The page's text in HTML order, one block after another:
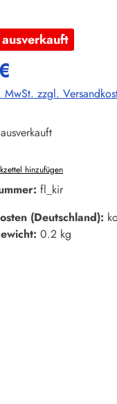
MwSt. zzgl.
hinzufügen
fl_kir
(Deutschland):
0.2 kg